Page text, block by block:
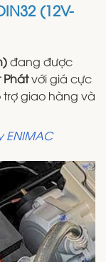
(12V-
đang được
Phátvới giá cực
trợ giao hàng và
ENIMAC